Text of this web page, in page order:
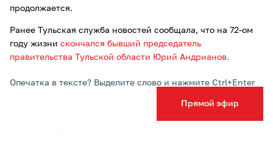
Прямой эфир
продолжается.
Ранее Тульская служба новостей сообщала, что на 72-ом
году жизни скончался бывший председатель
правительства Тульской области Юрий Андрианов.
Опечатка в тексте? Выделите слово и нажмите Ctrl+Enter